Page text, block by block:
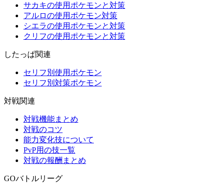
サカキの使用ポケモンと対策
アルロの使用ポケモン対策
シエラの使用ポケモンと対策
クリフの使用ポケモンと対策
したっぱ関連
セリフ別使用ポケモン
セリフ別対策ポケモン
対戦関連
対戦機能まとめ
対戦のコツ
能力変化技について
PvP用の技一覧
対戦の報酬まとめ
GOバトルリーグ